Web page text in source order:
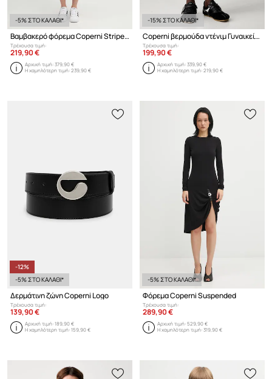
-5% ΣΤΟ ΚΑΛΑΘΙ*
Βαμβακερό φόρεμα Coperni Striped Polo
Τρέχουσα τιμή:
219,90 €
Αρχική τιμή:379,90 €
Η χαμηλότερη τιμή:239,90 €
-15% ΣΤΟ ΚΑΛΑΘΙ*
Coperni βερμούδα ντένιμ Γυναικεία
Τρέχουσα τιμή:
199,90 €
Αρχική τιμή:339,90 €
Η χαμηλότερη τιμή:219,90 €
-12%
-5% ΣΤΟ ΚΑΛΑΘΙ*
Δερμάτινη ζώνη Coperni Logo
Τρέχουσα τιμή:
139,90 €
Αρχική τιμή:189,90 €
Η χαμηλότερη τιμή:159,90 €
-5% ΣΤΟ ΚΑΛΑΘΙ*
Φόρεμα Coperni Suspended
Τρέχουσα τιμή:
289,90 €
Αρχική τιμή:529,90 €
Η χαμηλότερη τιμή:319,90 €